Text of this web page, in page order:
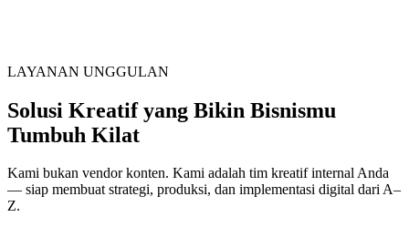
LAYANAN UNGGULAN
Solusi Kreatif yang Bikin Bisnismu
Tumbuh Kilat
Kami bukan vendor konten. Kami adalah tim kreatif internal Anda
— siap membuat strategi, produksi, dan implementasi digital dari A–
Z.